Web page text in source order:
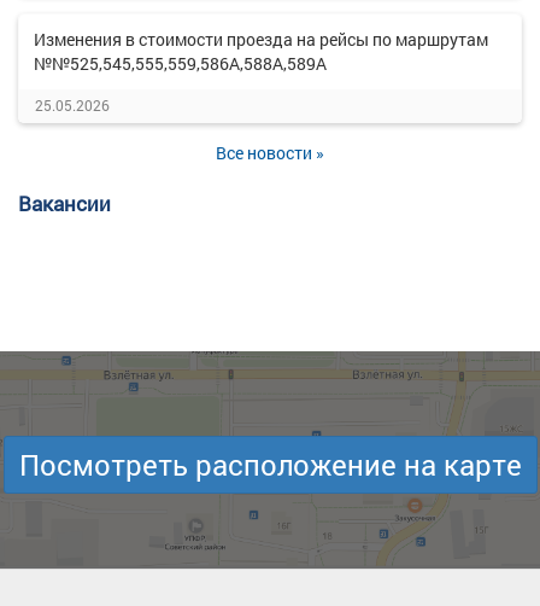
Изменения в стоимости проезда на рейсы по маршрутам
№№525,545,555,559,586А,588А,589А
25.05.2026
Все новости »
Вакансии
Посмотреть расположение на карте